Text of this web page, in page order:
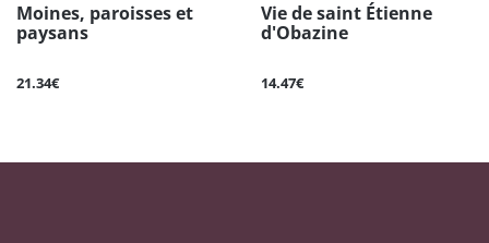
Moines, paroisses et
paysans
21.34€
Vie de saint Étienne
d'Obazine
14.47€